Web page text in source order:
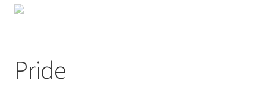
Dvd
Pride